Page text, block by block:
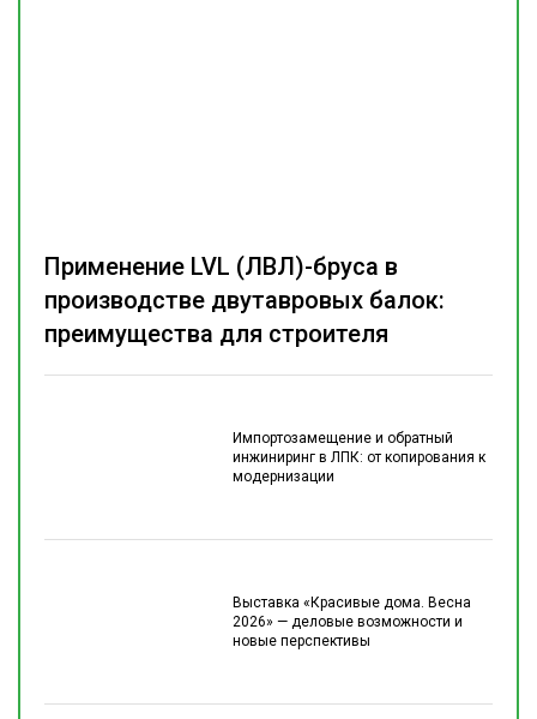
Импортозамещение и обратный
инжиниринг в ЛПК: от копирования к
модернизации
Выставка «Красивые дома. Весна
2026» — деловые возможности и
новые перспективы
Применение LVL (ЛВЛ)-бруса в
производстве двутавровых балок:
преимущества для строителя